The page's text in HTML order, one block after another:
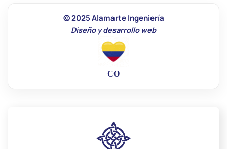
© 2025 Alamarte Ingeniería
Diseño y desarrollo web
CO